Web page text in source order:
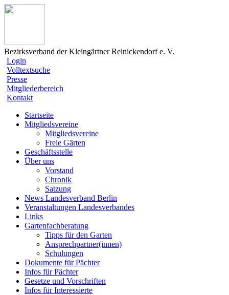
Bezirksverband der Kleingärtner Reinickendorf e. V.
Login
Volltextsuche
Presse
Mitgliederbereich
Kontakt
Startseite
Mitgliedsvereine
Mitgliedsvereine
Freie Gärten
Geschäftsstelle
Über uns
Vorstand
Chronik
Satzung
News Landesverband Berlin
Veranstaltungen Landesverbandes
Links
Gartenfachberatung
Tipps für den Garten
Ansprechpartner(innen)
Schulungen
Dokumente für Pächter
Infos für Pächter
Gesetze und Vorschriften
Infos für Interessierte